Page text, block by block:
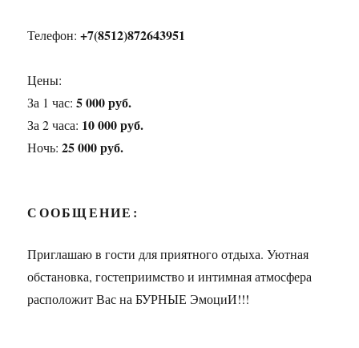
Телефон:+7(8512)872643951
Цены:
За 1 час:5 000 руб.
За 2 часа: 10 000 руб.
Ночь:25 000 руб.
СООБЩЕНИЕ:
Приглашаю в гости для приятного отдыха. Уютная
обстановка, гостеприимство и интимная атмосфера
расположит Вас на БУРНЫЕ ЭмоциИ!!!